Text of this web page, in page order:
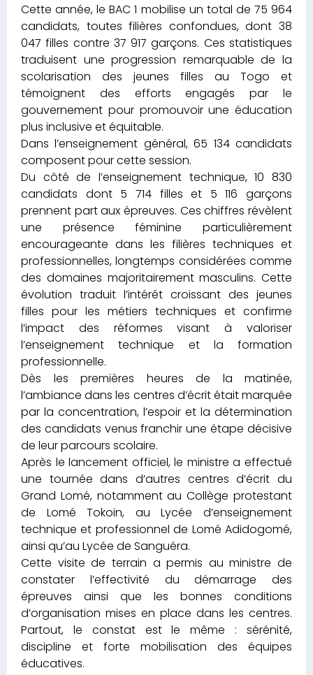
Cette année, le BAC 1 mobilise un total de 75 964
candidats, toutes filières confondues, dont 38
047 filles contre 37 917 garçons. Ces statistiques
traduisent une progression remarquable de la
scolarisation des jeunes filles au Togo et
témoignent des efforts engagés par le
gouvernement pour promouvoir une éducation
plus inclusive et équitable.
Dans l’enseignement général, 65 134 candidats
composent pour cette session.
Du côté de l’enseignement technique, 10 830
candidats dont 5 714 filles et 5 116 garçons
prennent part aux épreuves. Ces chiffres révèlent
une présence féminine particulièrement
encourageante dans les filières techniques et
professionnelles, longtemps considérées comme
des domaines majoritairement masculins. Cette
évolution traduit l’intérêt croissant des jeunes
filles pour les métiers techniques et confirme
l’impact des réformes visant à valoriser
l’enseignement technique et la formation
professionnelle.
Dès les premières heures de la matinée,
l’ambiance dans les centres d’écrit était marquée
par la concentration, l’espoir et la détermination
des candidats venus franchir une étape décisive
de leur parcours scolaire.
Après le lancement officiel, le ministre a effectué
une tournée dans d’autres centres d’écrit du
Grand Lomé, notamment au Collège protestant
de Lomé Tokoin, au Lycée d’enseignement
technique et professionnel de Lomé Adidogomé,
ainsi qu’au Lycée de Sanguéra.
Cette visite de terrain a permis au ministre de
constater l’effectivité du démarrage des
épreuves ainsi que les bonnes conditions
d’organisation mises en place dans les centres.
Partout, le constat est le même : sérénité,
discipline et forte mobilisation des équipes
éducatives.